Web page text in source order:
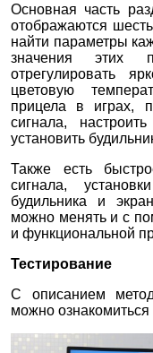
Основная часть
отображаются
найти параметры
значения этих
отрегулировать
цветовую
прицела в играх,
сигнала,
установить
Также есть
сигнала,
будильника и
можно менять и с
и функциональной
Тестирование
С описанием
можно ознакомиться